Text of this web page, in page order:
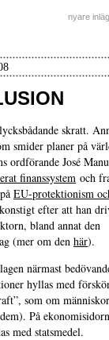
nyare
skratt.
smider planer på
ordförande José
finanssystem och
EU-protektionism
efter att han
bland annat den
(mer om den här).
närmast
hyllas med
som om
På
med statsmedel.